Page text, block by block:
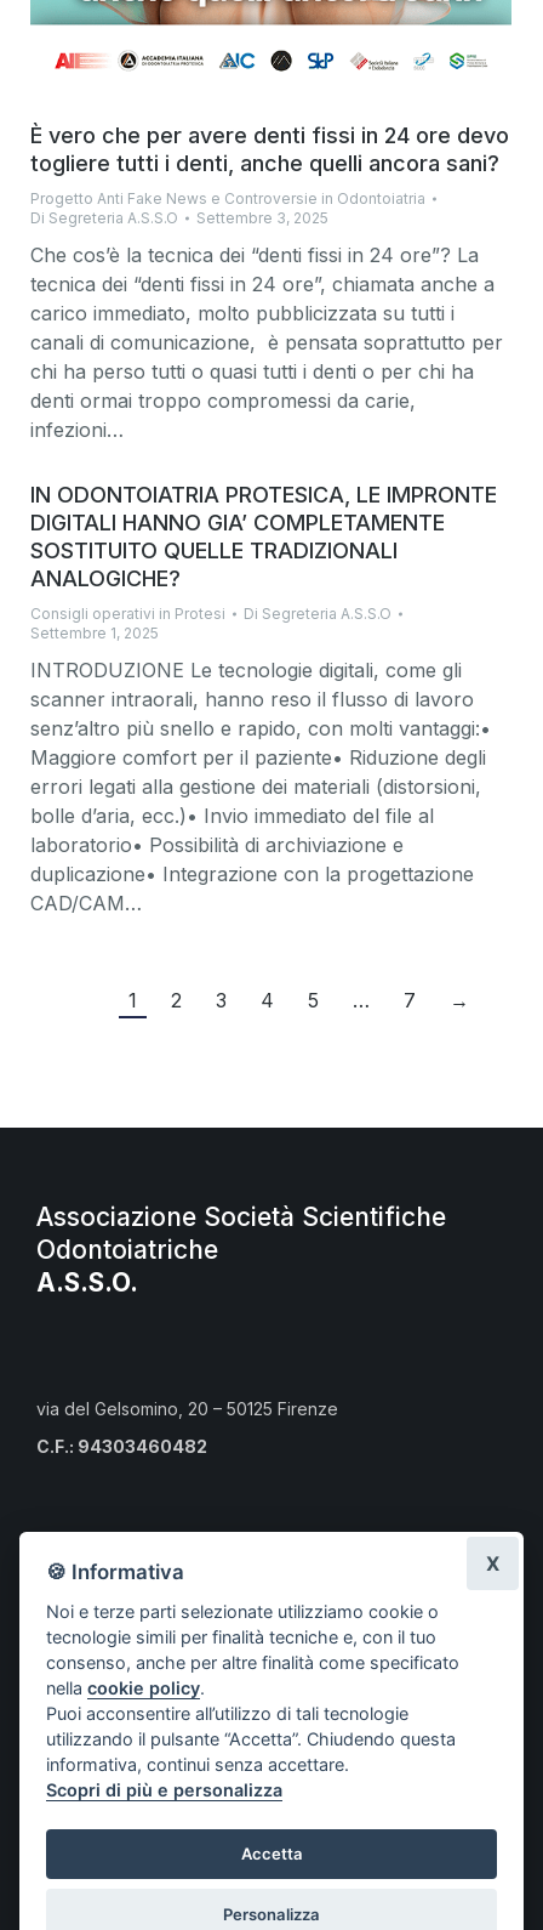
È vero che per avere denti fissi in 24 ore devo
togliere tutti i denti, anche quelli ancora sani?
Progetto Anti Fake News e Controversie in Odontoiatria
Di Segreteria A.S.S.O Settembre 3, 2025
Che cos’è la tecnica dei “denti fissi in 24 ore”? La
tecnica dei “denti fissi in 24 ore”, chiamata anche a
carico immediato, molto pubblicizzata su tutti i
canali di comunicazione, è pensata soprattutto per
chi ha perso tutti o quasi tutti i denti o per chi ha
denti ormai troppo compromessi da carie,
infezioni…
IN ODONTOIATRIA PROTESICA, LE IMPRONTE
DIGITALI HANNO GIA’ COMPLETAMENTE
SOSTITUITO QUELLE TRADIZIONALI
ANALOGICHE?
Consigli operativi in Protesi Di Segreteria A.S.S.O
Settembre 1, 2025
INTRODUZIONE Le tecnologie digitali, come gli
scanner intraorali, hanno reso il flusso di lavoro
senz’altro più snello e rapido, con molti vantaggi:•
Maggiore comfort per il paziente• Riduzione degli
errori legati alla gestione dei materiali (distorsioni,
bolle d’aria, ecc.)• Invio immediato del file al
laboratorio• Possibilità di archiviazione e
duplicazione• Integrazione con la progettazione
CAD/CAM…
1 2 3 4 5 … 7 →
Associazione Società Scientifiche
Odontoiatriche
A.S.S.O.
via del Gelsomino, 20 – 50125 Firenze
C.F.: 94303460482
Risorse per i professionisti
Risorse per i cittadini
Risorse per gli Studenti CLMOPD
A.S.S.O.
Società aderenti
Progetti
Contatti
ODONTOIATRICHE – A.S.S.O.
🍪 Informativa
Noi e terze parti selezionate utilizziamo cookie o
tecnologie simili per finalità tecniche e, con il tuo
consenso, anche per altre finalità come specificato
nellacookie policy.
Puoi acconsentire all’utilizzo di tali tecnologie
utilizzando il pulsante “Accetta”. Chiudendo questa
informativa, continui senza accettare.
Scopri di più e personalizza
Accetta
Personalizza
X